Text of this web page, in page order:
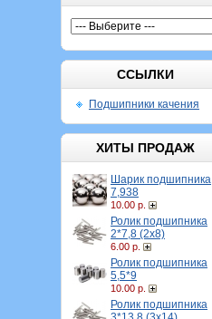
ССЫЛКИ
Подшипники качения
ХИТЫ ПРОДАЖ
Шарик подшипника
7,938
10.00 р.
Ролик подшипника
2*7,8 (2х8)
6.00 р.
Ролик подшипника
5,5*9
10.00 р.
Ролик подшипника